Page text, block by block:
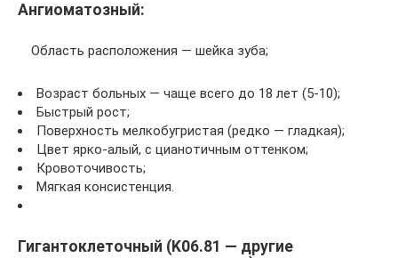
Ангиоматозный:
Область расположения — шейка зуба;
Возраст больных — чаще всего до 18 лет (5-10);
Быстрый рост;
Поверхность мелкобугристая (редко — гладкая);
Цвет ярко-алый, с цианотичным оттенком;
Кровоточивость;
Мягкая консистенция.
Гигантоклеточный (K06.81 — другие